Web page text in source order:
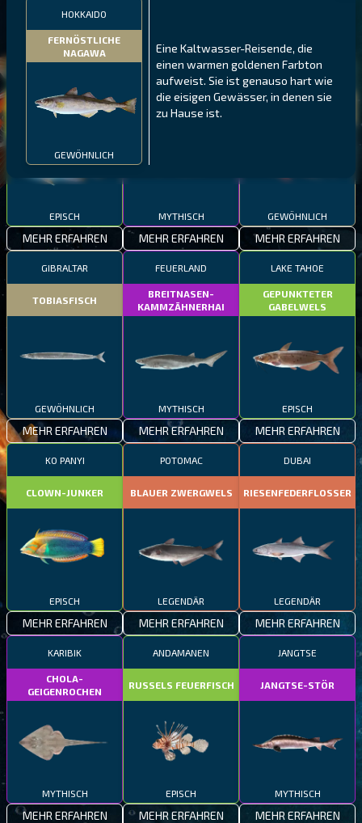
HOKKAIDO
FERNÖSTLICHE
NAGAWA
GEWÖHNLICH
Eine Kaltwasser-Reisende, die
einen warmen goldenen Farbton
aufweist. Sie ist genauso hart wie
die eisigen Gewässer, in denen sie
zu Hause ist.
GESTRECKTER
SCHABEMUND-
EPISCH
MEHR ERFAHREN
NÖRDLICHE FJORDE
ATLANTISCHER LENG
MYTHISCH
MEHR ERFAHREN
GALAPAGOS-INSELN
MEXIKANISCHER
GEWÖHNLICH
MEHR ERFAHREN
GIBRALTAR
TOBIASFISCH
GEWÖHNLICH
MEHR ERFAHREN
FEUERLAND
BREITNASEN-
KAMMZÄHNERHAI
MYTHISCH
MEHR ERFAHREN
LAKE TAHOE
GEPUNKTETER
GABELWELS
EPISCH
MEHR ERFAHREN
KO PANYI
CLOWN-JUNKER
EPISCH
MEHR ERFAHREN
POTOMAC
BLAUER ZWERGWELS
LEGENDÄR
MEHR ERFAHREN
DUBAI
RIESENFEDERFLOSSER
LEGENDÄR
MEHR ERFAHREN
KARIBIK
CHOLA-
GEIGENROCHEN
MYTHISCH
MEHR ERFAHREN
ANDAMANEN
RUSSELS FEUERFISCH
EPISCH
MEHR ERFAHREN
JANGTSE
JANGTSE-STÖR
MYTHISCH
MEHR ERFAHREN